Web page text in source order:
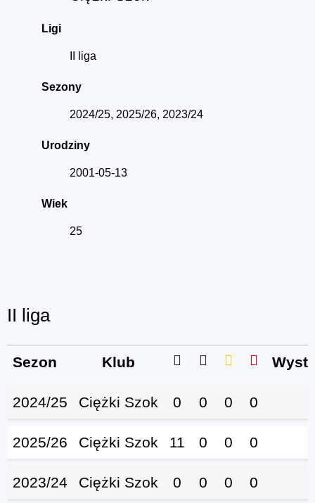
Ligi
II liga
Sezony
2024/25, 2025/26, 2023/24
Urodziny
2001-05-13
Wiek
25
II liga
Sezon Klub
2024/25 Ciężki Szok 0 0 0 0
2025/26 Ciężki Szok 11 0 0 0
2023/24 Ciężki Szok 0 0 0 0